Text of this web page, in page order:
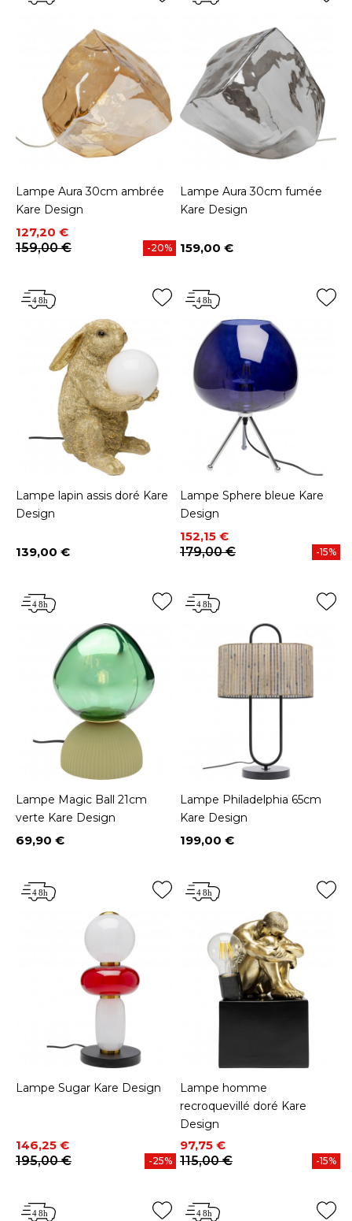
Lampe Aura 30cm ambrée
Kare Design
Prix
127,20 €
Prix de base
159,00 €
-20%
Lampe Aura 30cm fumée
Kare Design
Prix
159,00 €
Lampe lapin assis doré Kare
Design
Prix
139,00 €
Lampe Sphere bleue Kare
Design
Prix
152,15 €
Prix de base
179,00 €
-15%
Lampe Magic Ball 21cm
verte Kare Design
Prix
69,90 €
Lampe Philadelphia 65cm
Kare Design
Prix
199,00 €
Lampe Sugar Kare Design
Prix
146,25 €
Prix de base
195,00 €
-25%
Lampe homme
recroquevillé doré Kare
Design
Prix
97,75 €
Prix de base
115,00 €
-15%